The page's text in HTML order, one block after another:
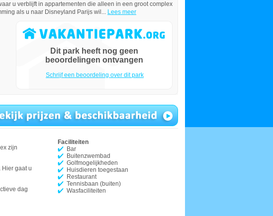
u verblijft in appartementen die alleen in een groot complex
als u naar Disneyland Parijs wil... Lees meer
Dit park heeft nog geen
beoordelingen ontvangen
Schrijf een beoordeling over dit park
zijn
gaat u
dag
Faciliteiten
Bar
Buitenzwembad
Golfmogelijkheden
Huisdieren toegestaan
Restaurant
Tennisbaan (buiten)
Wasfaciliteiten